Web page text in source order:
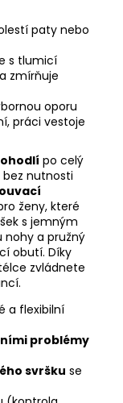
paty nebo
s tlumicí
zmírňuje
oporu
práci vestoje
po celý
bez nutnosti
ženy, které
s jemným
nohy a pružný
obutí. Díky
zvládnete
a flexibilní
problémy
svršku se